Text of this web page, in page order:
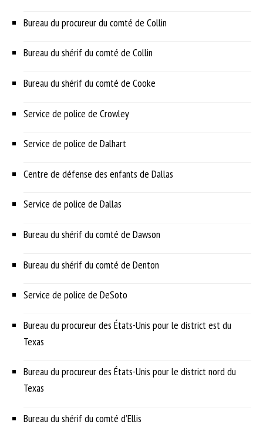
Bureau du procureur du comté de Collin
Bureau du shérif du comté de Collin
Bureau du shérif du comté de Cooke
Service de police de Crowley
Service de police de Dalhart
Centre de défense des enfants de Dallas
Service de police de Dallas
Bureau du shérif du comté de Dawson
Bureau du shérif du comté de Denton
Service de police de DeSoto
Bureau du procureur des États-Unis pour le district est du
Texas
Bureau du procureur des États-Unis pour le district nord du
Texas
Bureau du shérif du comté d’Ellis